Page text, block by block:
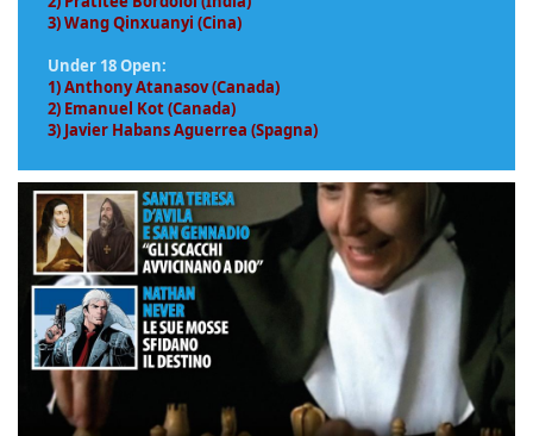
3) Wang Qinxuanyi (Cina)
Under 18 Open:
1) Anthony Atanasov (Canada)
2) Emanuel Kot (Canada)
3) Javier Habans Aguerrea (Spagna)